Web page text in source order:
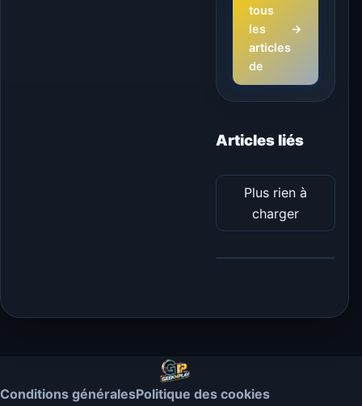
tous
les
articles
de
→
Articles liés
Plus rien à
charger
Conditions généralesPolitique des cookies